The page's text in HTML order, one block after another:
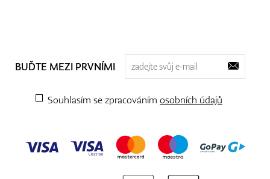
BUĎTE MEZI PRVNÍMI
Souhlasím se zpracováním osobních údajů